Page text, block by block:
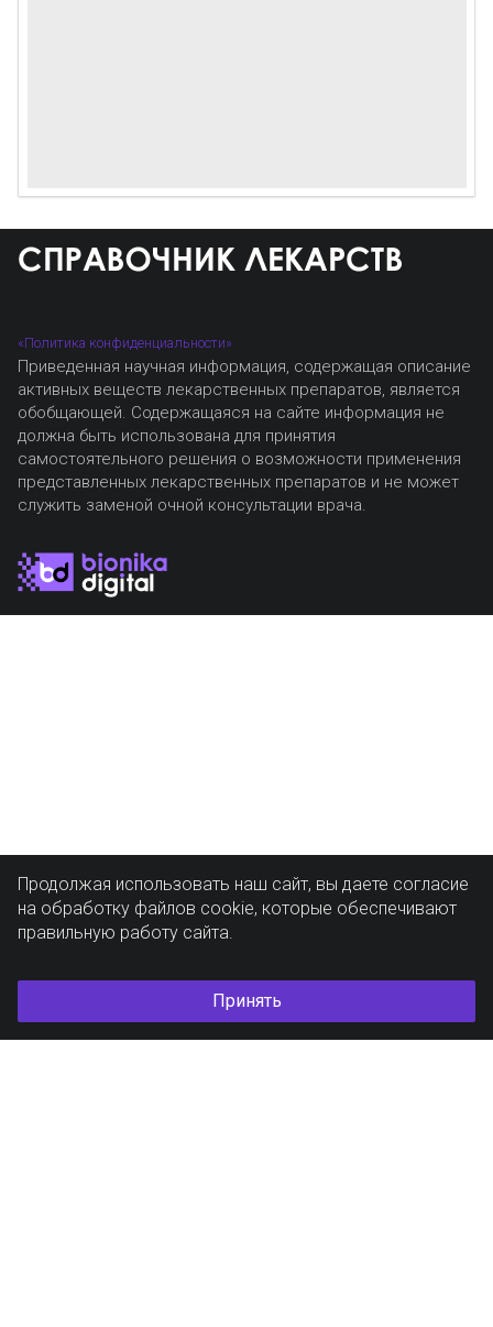
«Политика конфиденциальности»
Приведенная научная информация, содержащая описание
активных веществ лекарственных препаратов, является
обобщающей. Содержащаяся на сайте информация не
должна быть использована для принятия
самостоятельного решения о возможности применения
представленных лекарственных препаратов и не может
служить заменой очной консультации врача.
Продолжая использовать наш сайт, вы даете согласие
на обработку файлов cookie, которые обеспечивают
правильную работу сайта.
Принять